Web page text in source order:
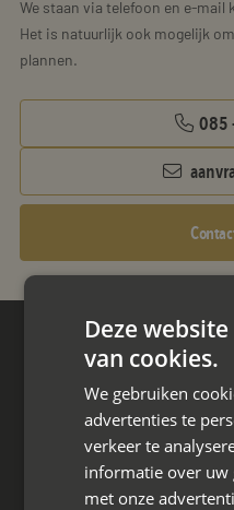
We staan via telefoon en e-mail
Het is natuurlijk ook mogelijk
plannen.
085
4661
085
Deze
van cookies.
We gebruiken
advertenties te
verkeer te
informatie over uw
met onze